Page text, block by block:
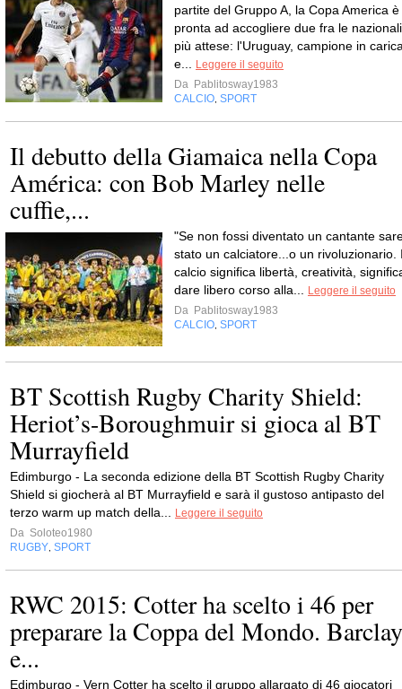
partite del Gruppo A, la Copa America è
pronta ad accogliere due fra le nazionali
più attese: l'Uruguay, campione in
e...
Leggere il seguito
Da Pablitosway1983
CALCIO SPORT
Il debutto della Giamaica nella Copa
América: con Bob Marley nelle
cuffie,...
"Se non fossi diventato un cantante
stato un calciatore...o un rivoluzionario.
calcio significa libertà, creatività,
dare libero corso alla...
Leggere il seguito
Da Pablitosway1983
CALCIO SPORT
BT Scottish Rugby Charity Shield:
Heriot’s-Boroughmuir si gioca al BT
Murrayfield
Edimburgo - La seconda edizione della BT Scottish Rugby Charity
Shield si giocherà al BT Murrayfield e sarà il gustoso antipasto del
terzo warm up match della...
Leggere il seguito
Da Soloteo1980
RUGBY SPORT
RWC 2015: Cotter ha scelto i 46 per
preparare la Coppa del Mondo. Barclay
e...
Edimburgo - Vern Cotter ha scelto il gruppo allargato di 46 giocatori